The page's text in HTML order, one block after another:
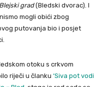
Blejski grad(Bledski dvorac). I
mogli obići zbog
putovanja bio i posjet
otoku s crkvom
riječi u članku ‘Siva pot vodi